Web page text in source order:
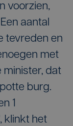
voorzien,
aantal
tevreden en
met
minister, dat
burg.
1
klinkt het